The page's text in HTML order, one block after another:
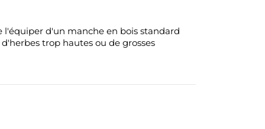
d'un manche en bois standard
trop hautes ou de grosses